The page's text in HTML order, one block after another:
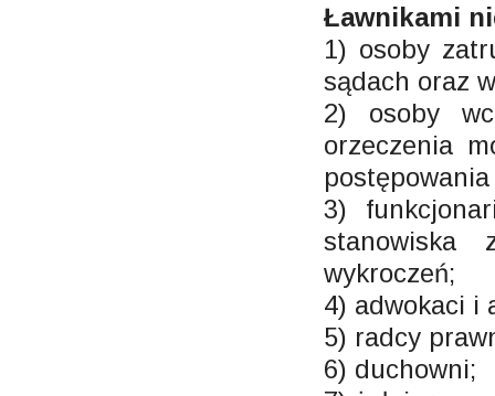
Ławnikami
1) osoby
sądach oraz
2) osoby
orzeczenia
3)
stanowiska
wykroczeń;
4) adwokaci i
5) radcy
6) duchowni;